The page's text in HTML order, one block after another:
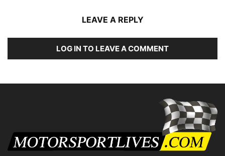
LEAVE A REPLY
LOG IN TO LEAVE A COMMENT